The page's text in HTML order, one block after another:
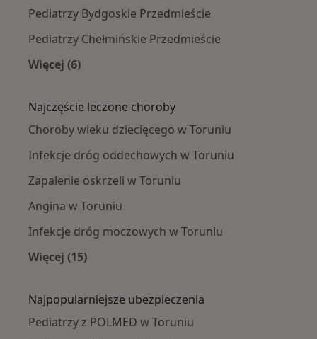
Pediatrzy Bydgoskie Przedmieście
Pediatrzy Chełmińskie Przedmieście
Więcej (6)
Najczęście leczone choroby
Choroby wieku dziecięcego w Toruniu
Infekcje dróg oddechowych w Toruniu
Zapalenie oskrzeli w Toruniu
Angina w Toruniu
Infekcje dróg moczowych w Toruniu
Więcej (15)
Najpopularniejsze ubezpieczenia
Pediatrzy z POLMED w Toruniu